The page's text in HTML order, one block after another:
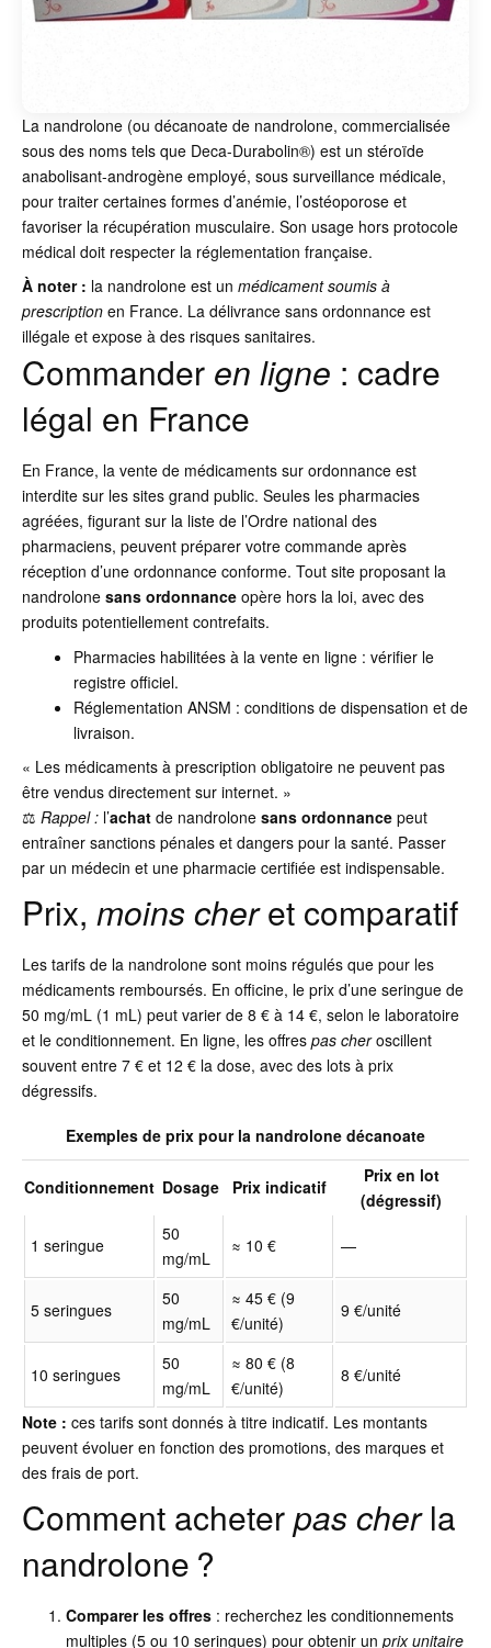
La nandrolone (ou décanoate de nandrolone, commercialisée
sous des noms tels que Deca-Durabolin®) est un stéroïde
anabolisant-androgène employé, sous surveillance médicale,
pour traiter certaines formes d’anémie, l’ostéoporose et
favoriser la récupération musculaire. Son usage hors protocole
médical doit respecter la réglementation française.
À noter : la nandrolone est un médicament soumis à
prescription en France. La délivrance sans ordonnance est
illégale et expose à des risques sanitaires.
Commander en ligne : cadre
légal en France
En France, la vente de médicaments sur ordonnance est
interdite sur les sites grand public. Seules les pharmacies
agréées, figurant sur la liste de l’Ordre national des
pharmaciens, peuvent préparer votre commande après
réception d’une ordonnance conforme. Tout site proposant la
nandrolone sans ordonnance opère hors la loi, avec des
produits potentiellement contrefaits.
Pharmacies habilitées à la vente en ligne : vérifier le
registre officiel.
Réglementation ANSM : conditions de dispensation et de
livraison.
« Les médicaments à prescription obligatoire ne peuvent pas
être vendus directement sur internet. »
⚖️ Rappel : l’achat de nandrolone sans ordonnance peut
entraîner sanctions pénales et dangers pour la santé. Passer
par un médecin et une pharmacie certifiée est indispensable.
Prix, moins cheret comparatif
Les tarifs de la nandrolone sont moins régulés que pour les
médicaments remboursés. En officine, le prix d’une seringue de
50 mg/mL (1 mL) peut varier de 8 € à 14 €, selon le laboratoire
et le conditionnement. En ligne, les offres pas cheroscillent
souvent entre 7 € et 12 € la dose, avec des lots à prix
dégressifs.
Exemples de prix pour la nandrolone décanoate
Conditionnement Dosage Prix indicatif
Prix en lot
(dégressif)
1 seringue
50
mg/mL
≈ 10 € —
5 seringues
50
mg/mL
≈ 45 € (9
€/unité)
9 €/unité
10 seringues
50
mg/mL
≈ 80 € (8
€/unité)
8 €/unité
Note : ces tarifs sont donnés à titre indicatif. Les montants
peuvent évoluer en fonction des promotions, des marques et
des frais de port.
Comment acheterpas cherla
nandrolone ?
Comparer les offres : recherchez les conditionnements
multiples (5 ou 10 seringues) pour obtenir un prix unitaire